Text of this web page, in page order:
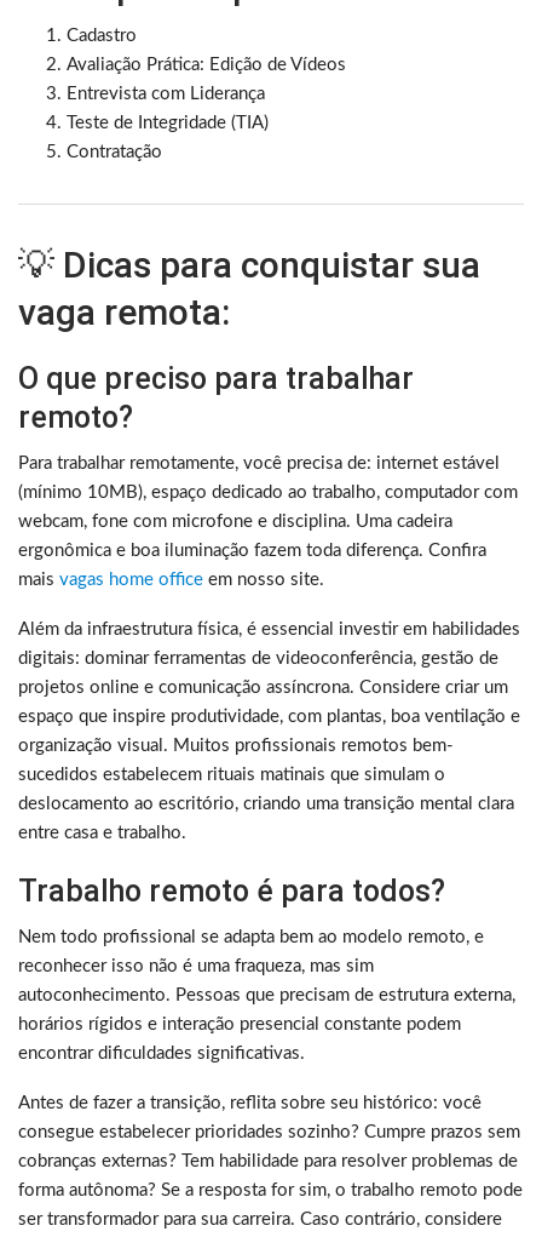
Cadastro
Avaliação Prática: Edição de Vídeos
Entrevista com Liderança
Teste de Integridade (TIA)
Contratação
💡 Dicas para conquistar sua
vaga remota:
O que preciso para trabalhar
remoto?
Para trabalhar remotamente, você precisa de: internet estável
(mínimo 10MB), espaço dedicado ao trabalho, computador com
webcam, fone com microfone e disciplina. Uma cadeira
ergonômica e boa iluminação fazem toda diferença. Confira
mais vagas home office em nosso site.
Além da infraestrutura física, é essencial investir em habilidades
digitais: dominar ferramentas de videoconferência, gestão de
projetos online e comunicação assíncrona. Considere criar um
espaço que inspire produtividade, com plantas, boa ventilação e
organização visual. Muitos profissionais remotos bem-
sucedidos estabelecem rituais matinais que simulam o
deslocamento ao escritório, criando uma transição mental clara
entre casa e trabalho.
Trabalho remoto é para todos?
Nem todo profissional se adapta bem ao modelo remoto, e
reconhecer isso não é uma fraqueza, mas sim
autoconhecimento. Pessoas que precisam de estrutura externa,
horários rígidos e interação presencial constante podem
encontrar dificuldades significativas.
Antes de fazer a transição, reflita sobre seu histórico: você
consegue estabelecer prioridades sozinho? Cumpre prazos sem
cobranças externas? Tem habilidade para resolver problemas de
forma autônoma? Se a resposta for sim, o trabalho remoto pode
ser transformador para sua carreira. Caso contrário, considere